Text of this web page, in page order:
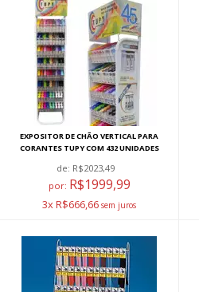
EXPOSITOR DE CHÃO VERTICAL PARA
CORANTES TUPY COM 432 UNIDADES
de: R$2023,49
por: R$1999,99
3x R$666,66